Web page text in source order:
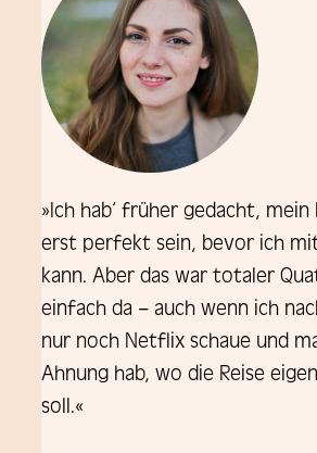
»Ich hab‘ früher gedacht,
erst perfekt sein, bevor ich
kann. Aber das war totaler
einfach da – auch wenn ich
nur noch Netflix schaue und
Ahnung hab, wo die Reise
soll.«